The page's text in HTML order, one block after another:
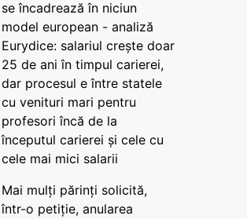
se încadrează în niciun
model european - analiză
Eurydice: salariul crește doar
25 de ani în timpul carierei,
dar procesul e între statele
cu venituri mari pentru
profesori încă de la
începutul carierei și cele cu
cele mai mici salarii
Mai mulți părinți solicită,
într-o petiție, anularea